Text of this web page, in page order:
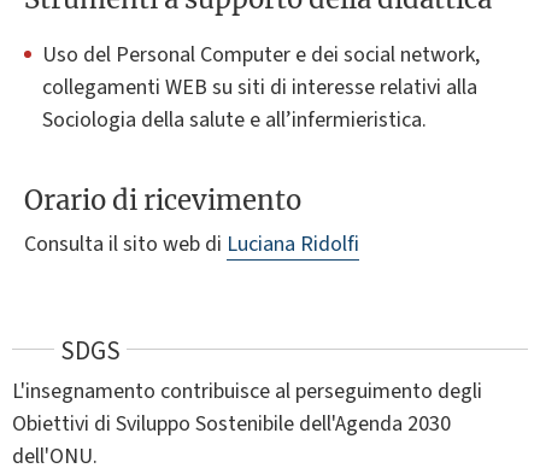
Uso del Personal Computer e dei social network,
collegamenti WEB su siti di interesse relativi alla
Sociologia della salute e all’infermieristica.
Orario di ricevimento
Consulta il sito web di Luciana Ridolfi
SDGS
L'insegnamento contribuisce al perseguimento degli
Obiettivi di Sviluppo Sostenibile dell'Agenda 2030
dell'ONU.